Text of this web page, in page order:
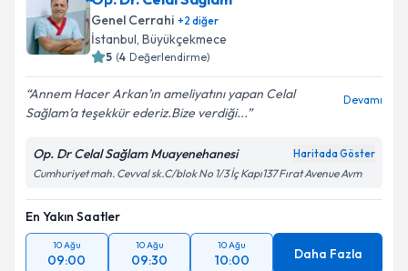
E-posta Adresiniz
Kişisel verilerimin işlenmesine ilişkin
kapsamda işlenmesini kabul ediyorum.
Genel Cerrahi +2 diğer
İstanbul, Büyükçekmece
5 (4 Değerlendirme)
Annem Hacer Arkan’ın ameliyatını yapan Celal
Sağlam’a teşekkür ederiz.Bize verdiği...
Devamı
Op. Dr Celal Sağlam Muayenehanesi Haritada Göster
Cumhuriyet mah. Cevval sk.C/blok No 1/3 İç Kapı137 Fırat Avenue Avm
En Yakın Saatler
10 Ağu
09:00
10 Ağu
09:30
10 Ağu
10:00 Daha Fazla